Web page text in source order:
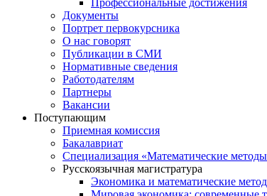
Профессиональные достижения
Документы
Портрет первокурсника
О нас говорят
Публикации в СМИ
Нормативные сведения
Работодателям
Партнеры
Вакансии
Поступающим
Приемная комиссия
Бакалавриат
Специализация «Математические
Русскоязычная магистратура
Экономика и математические